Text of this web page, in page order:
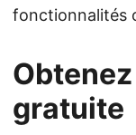
fonctionnalités
gratuite